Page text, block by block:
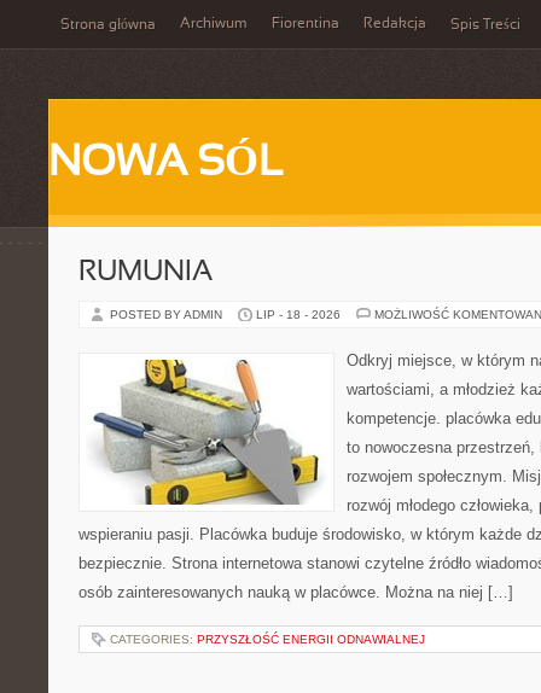
Strona główna Archiwum Fiorentina Redakcja Spis Treści
NOWA SÓL
RUMUNIA
POSTED BY ADMIN LIP - 18 - 2026 MOŻLIWOŚĆ
Odkryj miejsce, w którym
wartościami, a młodzież
kompetencje. placówka
to nowoczesna
rozwojem społecznym.
rozwój młodego
wspieraniu pasji. Placówka buduje środowisko, w którym każde
bezpiecznie. Strona internetowa stanowi czytelne źródło
osób zainteresowanych nauką w placówce. Można na niej […]
CATEGORIES: PRZYSZŁOŚĆ ENERGII ODNAWIALNEJ